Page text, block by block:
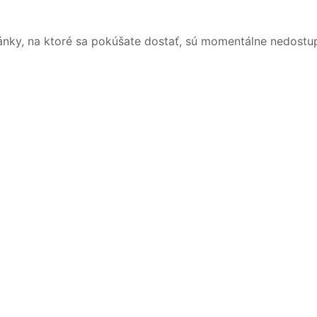
na ktoré sa pokúšate dostať, sú momentálne